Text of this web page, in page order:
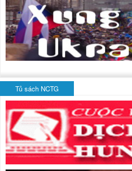
Tủ sách NCTG